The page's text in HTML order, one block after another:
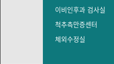
이비인후과 검사실
척추측만증센터
체외수정실